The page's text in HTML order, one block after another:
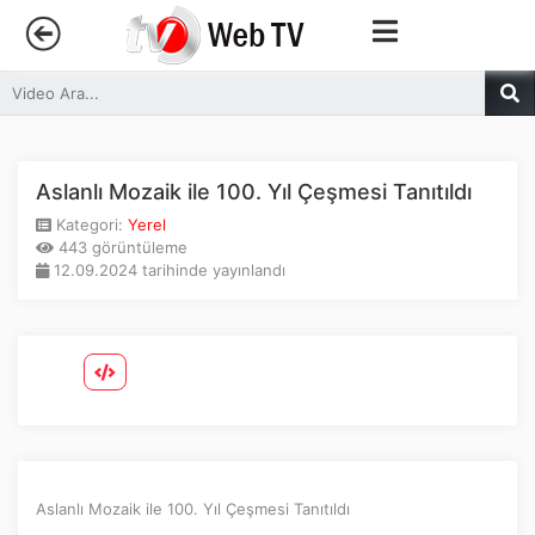
Anasayfa
Canlı Yayın
Sosyal Medya
Aslanlı Mozaik ile 100. Yıl Çeşmesi Tanıtıldı
Kategori: Yerel
443 görüntüleme
12.09.2024 tarihinde yayınlandı
Aslanlı Mozaik ile 100. Yıl Çeşmesi Tanıtıldı